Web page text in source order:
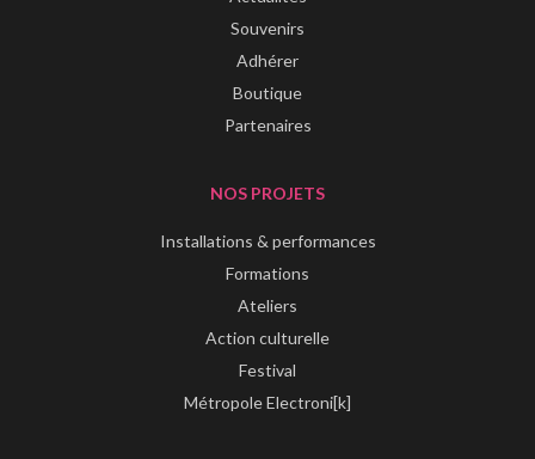
Souvenirs
Adhérer
Boutique
Partenaires
NOS PROJETS
Installations & performances
Formations
Ateliers
Action culturelle
Festival
Métropole Electroni[k]